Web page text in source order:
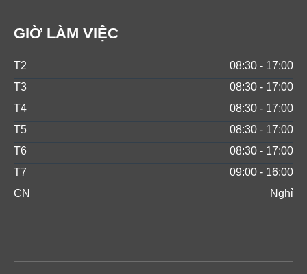
GIỜ LÀM VIỆC
T2
08:30 - 17:00
T3
08:30 - 17:00
T4
08:30 - 17:00
T5
08:30 - 17:00
T6
08:30 - 17:00
T7
09:00 - 16:00
CN
Nghỉ